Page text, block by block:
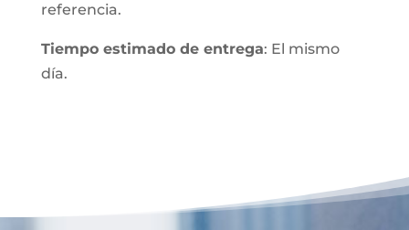
referencia.
Tiempo estimado de entrega: El mismo
día.